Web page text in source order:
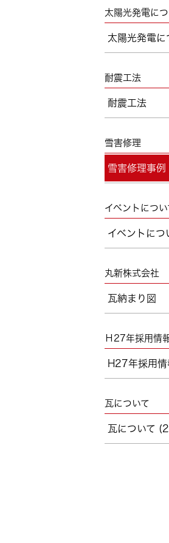
太陽光発電に
太陽光発電に
耐震工法
耐震工法
雪害修理
雪害修理事
イベントについ
イベントに
丸新株式会社
瓦納まり図
Ｈ27年採用情
H27年採用情
瓦について
瓦について